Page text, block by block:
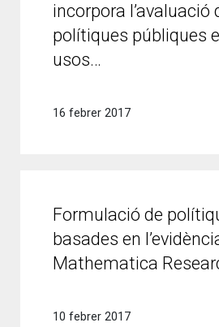
incorpora l’avaluació
polítiques públiques
usos…
16 febrer 2017
Formulació de
basades en
Mathematica
10 febrer 2017